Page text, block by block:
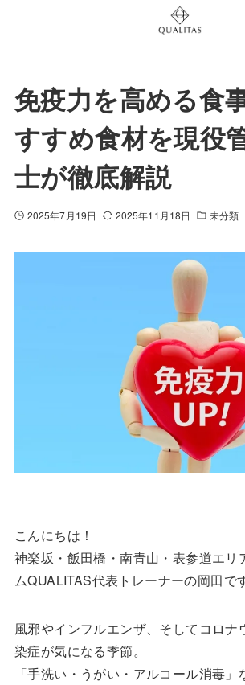
免疫力を高める食
すすめ食材を現役
士が徹底解説
2025年7月19日 2025年11月18日 未分類
こんにちは！
神楽坂・飯田橋・南青山・表参道エリ
ムQUALITAS代表トレーナーの岡田です
風邪やインフルエンザ、そしてコロナ
染症が気になる季節。
「手洗い・うがい・アルコール消毒